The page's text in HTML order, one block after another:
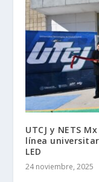
UTCJ y NETS
línea
LED
24 noviembre, 2025